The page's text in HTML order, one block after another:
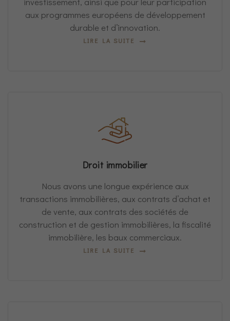
aux programmes européens de développement
durable et d’innovation.
LIRE LA SUITE
Droit immobilier
Nous avons une longue expérience aux
transactions immobilières, aux contrats d’achat et
de vente, aux contrats des sociétés de
construction et de gestion immobilières, la fiscalité
immobilière, les baux commerciaux.
LIRE LA SUITE